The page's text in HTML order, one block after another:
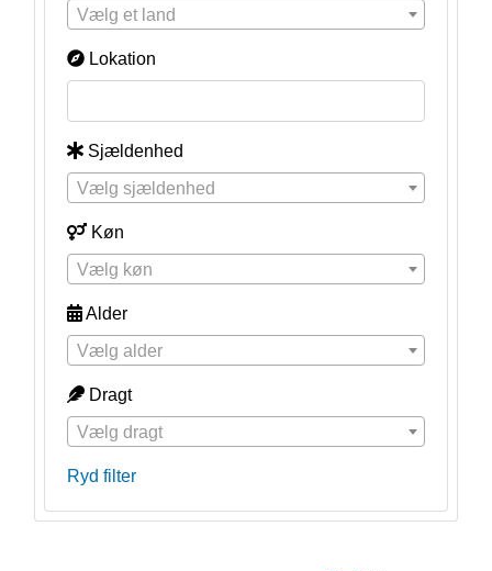
Vælg et land
Lokation
Sjældenhed
Vælg sjældenhed
Køn
Vælg køn
Alder
Vælg alder
Dragt
Vælg dragt
Ryd filter